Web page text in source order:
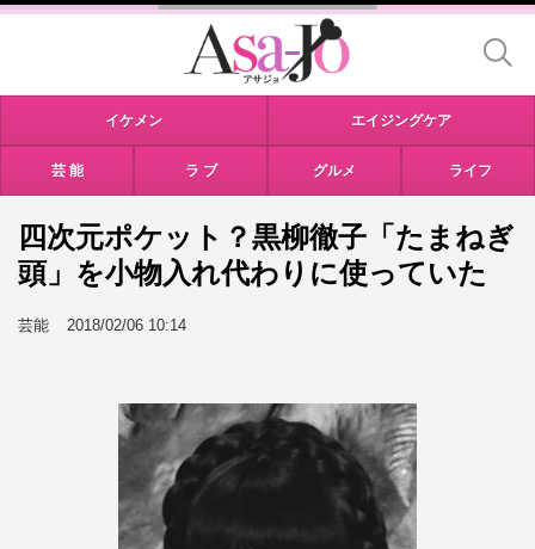
イケメン エイジングケア
芸 能 ラ ブ グルメ ライフ
四次元ポケット？黒柳徹子「たまねぎ
頭」を小物入れ代わりに使っていた
芸能 2018/02/06 10:14